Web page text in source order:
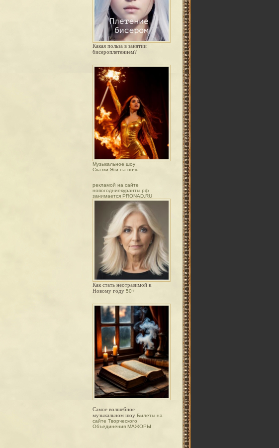
Какая польза в занятии
бисероплетением?
Музыкальное шоу
Сказки Яги на ночь
рекламой на сайте
новогодниекуранты.рф
занимается PRONAD.RU
Как стать неотразимой к
Новому году 50+
Самое волшебное
музыкальном шоу Билеты на
сайте Творческого
Объединения МАЖОРЫ